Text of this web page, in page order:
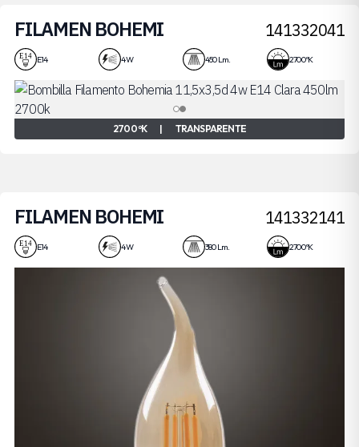
FILAMEN BOHEMI
4W
141332041
E14 4 W 450 Lm. 2700 ºK
2700 ºK | TRANSPARENTE
FILAMEN BOHEMI
4W
141332141
E14 4 W 380 Lm. 2700 ºK